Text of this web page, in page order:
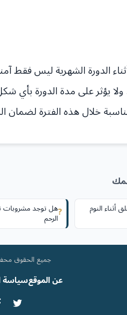
الدورة الشهرية ليس
يؤثر على مدة الدورة بأي
خلال هذه الفترة لضمان
أثناء النوم ?هل توجد مشروبات
الرحم
جميع الحقوق محفوظة
عن الموقعسياسة